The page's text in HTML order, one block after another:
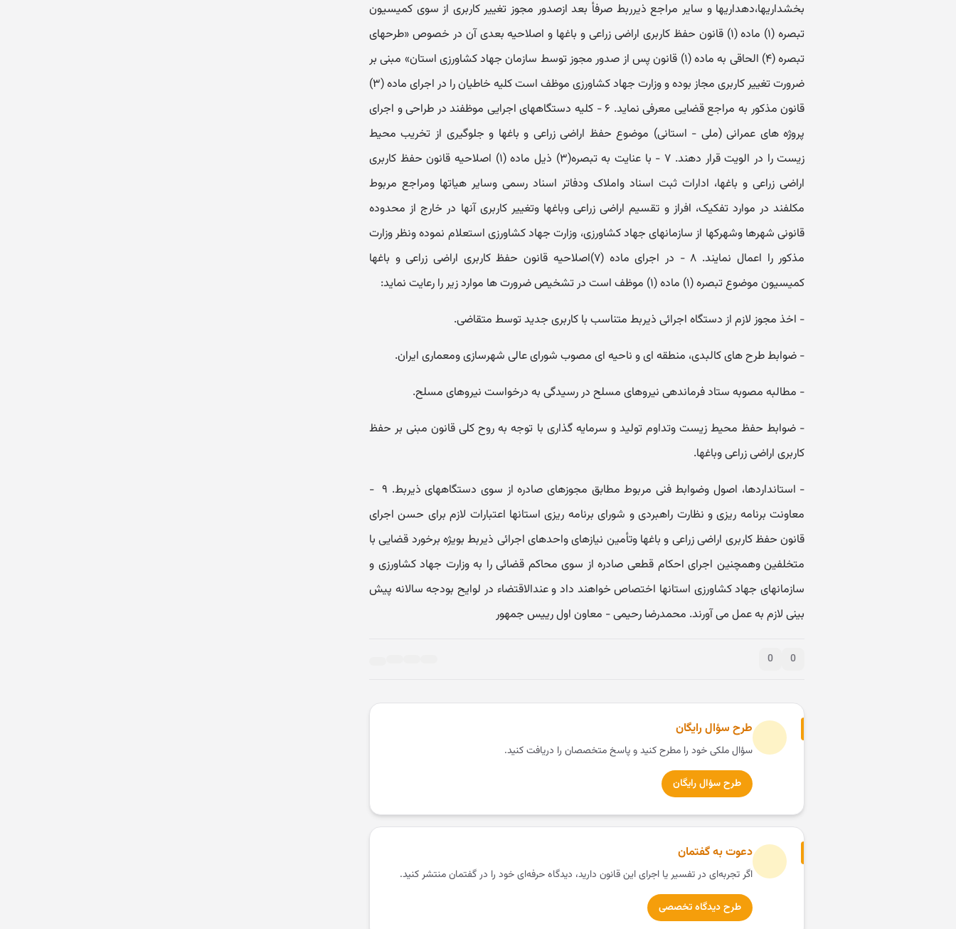
بخشداریها،دهداریها و سایر مراجع ذیرربط صرفأ بعد ‏ازصدور مجوز تغییر کاربری از سوی کمیسیون
تبصره (۱) ‏ماده (۱‏) قانون حفظ کاربری اراضی زراعی و باغها و اصلاحیه بعدی آن در خصوص «طرحهای
تبصره (۴‏) الحاقی به ماده (۱‏) قانون پس ‏از صدور مجوز توسط سازمان جهاد کشاورزی استان» مبنی بر
ضرورت تغییر کاربری مجاز بوده و وزارت جهاد کشاورزی موظف است کلیه خاطیان را در اجرای ماده (۳‏)
قانون مذکور به مراجع قضایی معرفی نماید. ۶ - کلیه دستگاههای اجرایی موظفند در طراحی و اجرای
پروژه های عمرانی (ملی - استانی) موضوع حفظ اراضی زراعی و باغها و جلوگیری از تخریب محیط
زیست را در الویت قرار دهند. ۷ - با عنایت به تبصره(۳‏) ذیل ماده (۱‏) اصلاحیه قانون حفظ کاربری
اراضی زراعی و باغها، ادارات ثبت اسناد واملاک ودفاتر اسناد رسمی وسایر هیاتها ومراجع مربوط
مکلفند در موارد تفکیک، افراز و تقسیم اراضی زراعی وباغها وتغییر کاربری آنها در خارج از محدوده
قانونی شهرها وشهرکها از سازمانهای جهاد کشاورزی، وزارت جهاد کشاورزی استعلام نموده ونظر وزارت
مذکور را اعمال نمایند. ۸ - ‏در اجرای ماده (۷)اصلاحیه قانون حفظ کاربری اراضی زراعی و باغها
کمیسیون موضوع تبصره ‏(۱‏) ماده (۱‏) موظف است در تشخیص ضرورت ها موارد زیر را رعایت نماید:
‏- اخذ مجوز لازم از دستگاه اجرائی ذیربط متناسب با کاربری جدید توسط متقاضی.
‏- ضوابط طرح های کالبدی، منطقه ای و ناحیه ای مصوب شورای عالی شهرسازی ومعماری ایران.
- مطالبه مصوبه ستاد فرماندهی نیروهای مسلح در رسیدگی به درخواست نیروهای مسلح.
‏- ضوابط حفظ محیط زیست وتداوم تولید و سرمایه گذاری با توجه به روح کلی قانون مبنی بر حفظ
کاربری اراضی زراعی وباغها.
‏- استانداردها، اصول وضوابط فنی مربوط مطابق مجوزهای صادره از سوی دستگاههای ذیربط. ۹ ‏ -
معاونت برنامه ریزی و نظارت راهبردی و شورای برنامه ریزی استانها اعتبارات لازم برای حسن اجرای
قانون حفظ کاربری اراضی زراعی و باغها وتأمین نیازهای واحدهای اجرائی ذیربط بویژه برخورد قضایی با
متخلفین وهمچنین اجرای احکام قطعی صادره از سوی محاکم قضائی را به وزارت جهاد کشاورزی و
سازمانهای جهاد کشاورزی استانها اختصاص خواهند داد و عندالاقتضاء در لوایح بودجه سالانه پیش
بینی لازم به عمل می آورند. محمدرضا رحیمی -‏ معاون اول رییس جمهور
0
0
طرح سؤال رایگان
سؤال ملکی خود را مطرح کنید و پاسخ متخصصان را دریافت کنید.
طرح سؤال رایگان
دعوت به گفتمان
اگر تجربه‌ای در تفسیر یا اجرای این قانون دارید، دیدگاه حرفه‌ای خود را در گفتمان منتشر کنید.
طرح دیدگاه تخصصی